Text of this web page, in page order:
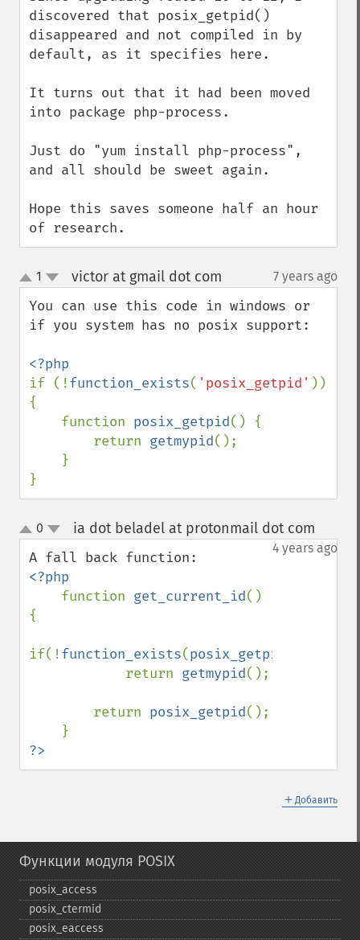
discovered that posix_getpid()
disappeared and not compiled in by
default, as it specifies here.
It turns out that it had been moved
into package php-process.
Just do "yum install php-process",
and all should be sweet again.
Hope this saves someone half an hour
of research.
up
down
1 victor at gmail dot com 7 years ago
You can use this code in windows or
if you system has no posix support:
if (!function_exists( 'posix_getpid' ))
{
    function
posix_getpid() {
        return
getmypid();
}
up
down
0 ia dot beladel at protonmail dot com
4 years ago
<?php
function get_current_id()
{
if(!function_exists(posix_getpid
            return
getmypid();
        return
posix_getpid();
?>
＋ Добавить
Функции модуля POSIX
posix_​access
posix_​ctermid
posix_​eaccess